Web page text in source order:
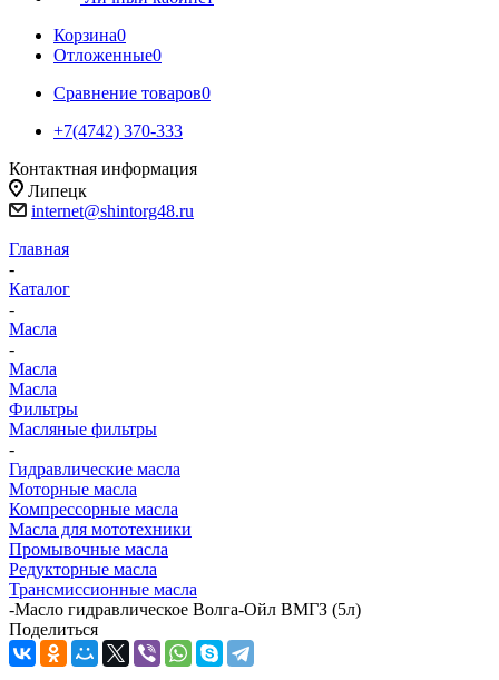
Корзина0
Отложенные0
Сравнение товаров0
+7(4742) 370-333
Контактная информация
Липецк
internet@shintorg48.ru
Главная
-
Каталог
-
Масла
-
Масла
Масла
Фильтры
Масляные фильтры
-
Гидравлические масла
Моторные масла
Компрессорные масла
Масла для мототехники
Промывочные масла
Редукторные масла
Трансмиссионные масла
-Масло гидравлическое Волга-Ойл ВМГЗ (5л)
Поделиться